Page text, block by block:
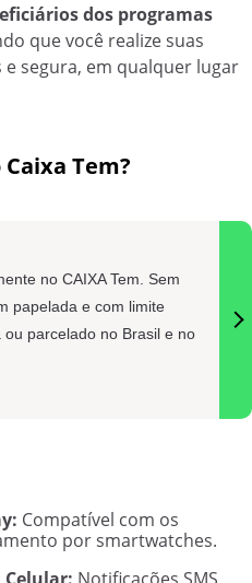
dos programas
que você realize suas
segura, em qualquer lugar
Tem?
no CAIXA Tem. Sem
papelada e com limite
parcelado no Brasil e no
Compatível com os
por smartwatches.